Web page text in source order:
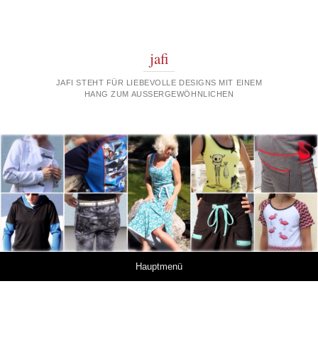
jafi
JAFI STEHT FÜR LIEBEVOLLE DESIGNS MIT EINEM
HANG ZUM AUSSERGEWÖHNLICHEN
Hauptmenü